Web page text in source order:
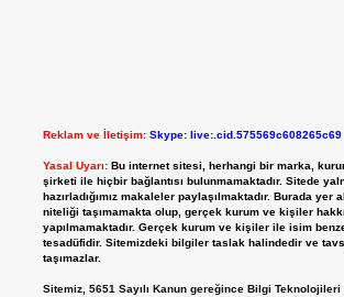
Reklam ve İletişim: Skype: live:.cid.575569c608265c69
Yasal Uyarı: Bu internet sitesi, herhangi bir marka,
şirketi ile hiçbir bağlantısı bulunmamaktadır. Sitede
hazırladığımız makaleler paylaşılmaktadır. Burada
niteliği taşımamakta olup, gerçek kurum ve kişiler
yapılmamaktadır. Gerçek kurum ve kişiler ile isim
tesadüfidir. Sitemizdeki bilgiler taslak halindedir ve
taşımazlar.
Sitemiz, 5651 Sayılı Kanun gereğince Bilgi